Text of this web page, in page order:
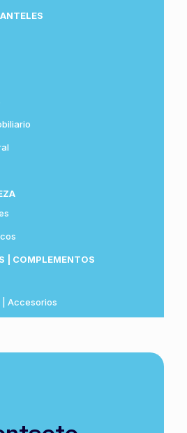
| COMPLEMENTOS
| Accesorios